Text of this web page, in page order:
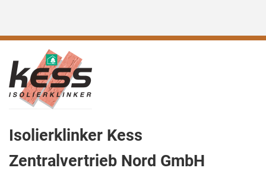
Isolierklinker Kess
Zentralvertrieb Nord GmbH